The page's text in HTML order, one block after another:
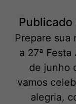
Prepare sua
a 27ª
de junho
vamos
alegria,